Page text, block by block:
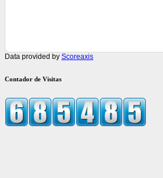
Data provided by Scoreaxis
Contador de Visitas